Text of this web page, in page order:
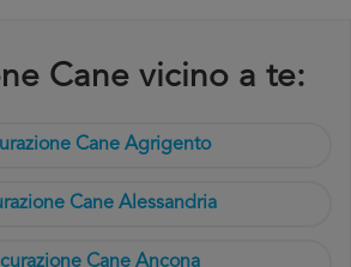
Cane vicino a te:
Cane Agrigento
Cane Alessandria
Cane Ancona